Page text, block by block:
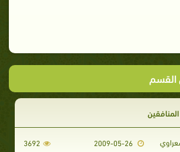
2009-05-26
3692